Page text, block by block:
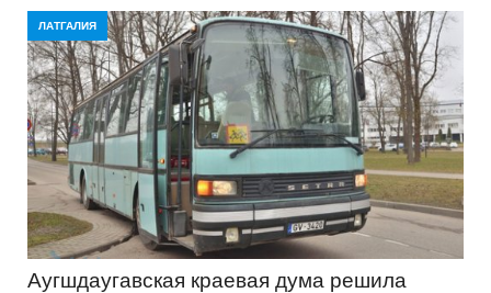
ЛАТГАЛИЯ
Аугшдаугавская краевая дума решила